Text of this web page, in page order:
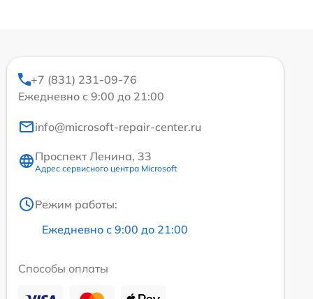
+7 (831) 231-09-76
Ежедневно с 9:00 до 21:00
info@microsoft-repair-center.ru
Проспект Ленина, 33
Адрес сервисного центра Microsoft
Режим работы:
Ежедневно с 9:00 до 21:00
Способы оплаты